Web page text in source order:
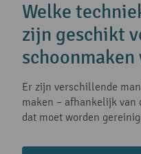
Welke
zijn geschikt
schoonmaken
Er zijn verschillende
maken – afhankelijk van
dat moet worden